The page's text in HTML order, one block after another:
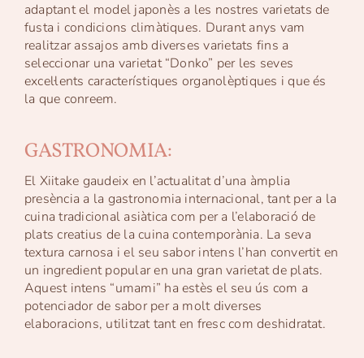
adaptant el model japonès a les nostres varietats de
fusta i condicions climàtiques. Durant anys vam
realitzar assajos amb diverses varietats fins a
seleccionar una varietat “Donko” per les seves
excel·lents característiques organolèptiques i que és
la que conreem.
GASTRONOMIA:
El Xiitake gaudeix en l’actualitat d’una àmplia
presència a la gastronomia internacional, tant per a la
cuina tradicional asiàtica com per a l’elaboració de
plats creatius de la cuina contemporània. La seva
textura carnosa i el seu sabor intens l’han convertit en
un ingredient popular en una gran varietat de plats.
Aquest intens “umami” ha estès el seu ús com a
potenciador de sabor per a molt diverses
elaboracions, utilitzat tant en fresc com deshidratat.